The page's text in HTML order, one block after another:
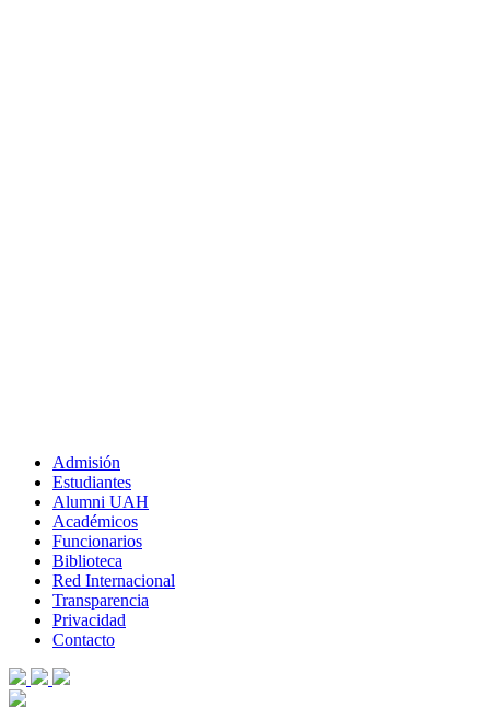
Admisión
Estudiantes
Alumni UAH
Académicos
Funcionarios
Biblioteca
Red Internacional
Transparencia
Privacidad
Contacto